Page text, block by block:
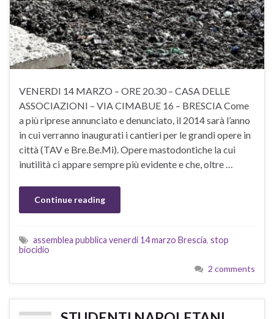
VENERDI 14 MARZO – ORE 20.30 – CASA DELLE
ASSOCIAZIONI – VIA CIMABUE 16 – BRESCIA Come
a più riprese annunciato e denunciato, il 2014 sarà l’anno
in cui verranno inaugurati i cantieri per le grandi opere in
città (TAV e Bre.Be.Mi). Opere mastodontiche la cui
inutilità ci appare sempre più evidente e che, oltre …
Continue reading
assemblea pubblica venerdi 14 marzo Brescia, stop
biocidio
2 comments